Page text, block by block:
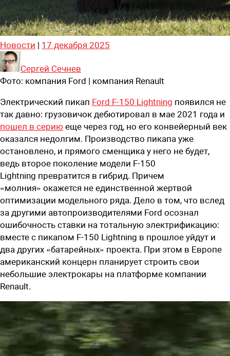
Новости | 17 декабря 2025
Сергей Сечнев
Фото: компания Ford | компания Renault
Электрический пикап Ford F-150 Lightning появился не
так давно: грузовичок дебютировал в мае 2021 года и
пошел в серию еще через год, но его конвейерный век
оказался недолгим. Производство пикапа уже
остановлено, и прямого сменщика у него не будет,
ведь второе поколение модели F-150
Lightning превратится в гибрид. Причем
«молния» окажется не единственной жертвой
оптимизации модельного ряда. Дело в том, что вслед
за другими автопроизводителями Ford осознал
ошибочность ставки на тотальную электрификацию:
вместе с пикапом F-150 Lightning в прошлое уйдут и
два других «батарейных» проекта. При этом в Европе
американский концерн планирует строить свои
небольшие электрокары на платформе компании
Renault.